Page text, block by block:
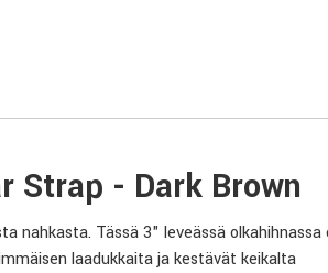
Strap - Dark Brown
nahkasta. Tässä 3" leveässä olkahihnassa
laadukkaita ja kestävät keikalta